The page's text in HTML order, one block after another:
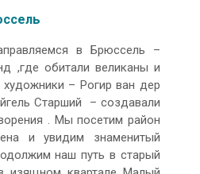
в Брюссель –
,где обитали великаны и
– Рогир ван дер
Старший – создавали
. Мы посетим район
и увидим знаменитый
наш путь в старый